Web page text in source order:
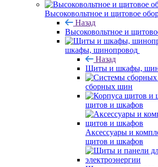
Высоковольтное и щитовое
Назад
Высоковольтное и
шкафы, шинопровод
Назад
Щиты и шкафы,
сборных шин
щитов и шкафов
Аксессуары и
щитов и шкафов